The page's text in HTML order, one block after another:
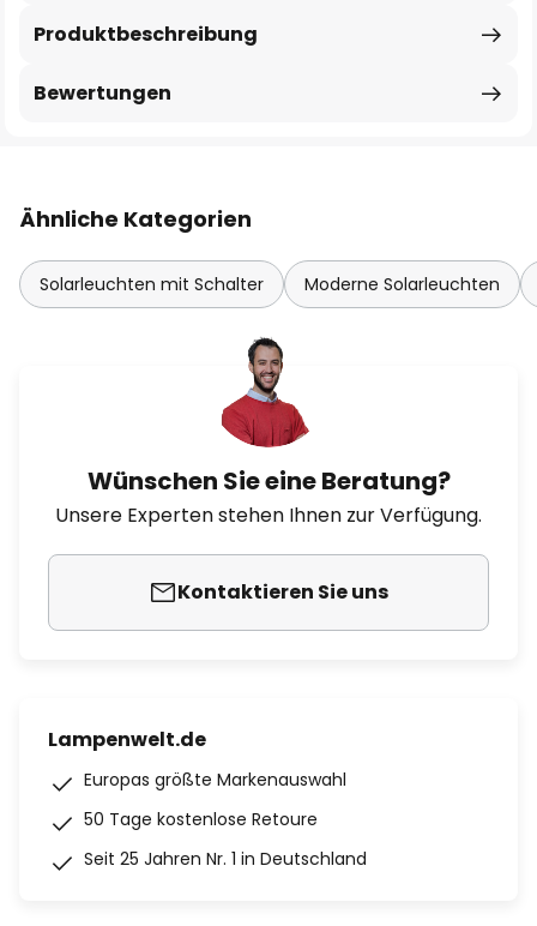
Produktbeschreibung
Bewertungen
Ähnliche Kategorien
Solarleuchten mit Schalter Moderne Solarleuchten
Wünschen Sie eine Beratung?
Unsere Experten stehen Ihnen zur Verfügung.
Kontaktieren Sie uns
Lampenwelt.de
Europas größte Markenauswahl
50 Tage kostenlose Retoure
Seit 25 Jahren Nr. 1 in Deutschland